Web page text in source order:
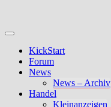
KickStart
Forum
News
News – Archiv
Handel
Kleinanzeigen